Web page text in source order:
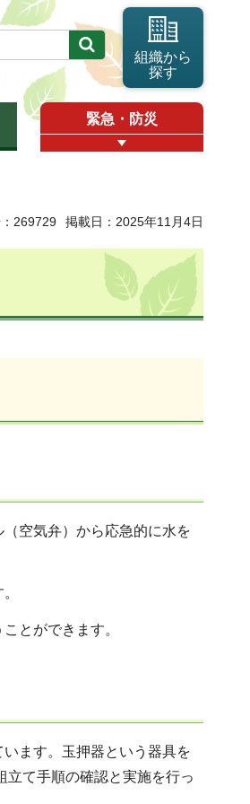
組織から
探す
緊急・防災
269729 掲載日：2025年11月4日
空気弁）から応急的に水を
とができます。
ます。玉押器という器具を
立て手順の確認と実施を行っ